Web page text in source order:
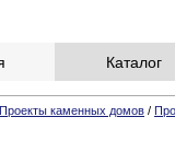
Каталог
Проекты каменных домов /